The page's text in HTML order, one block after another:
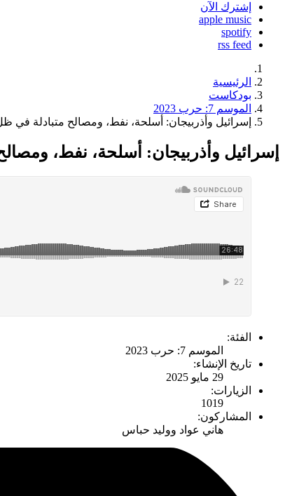
إشترك الآن
apple music
spotify
rss feed
الرئيسية
بودكاست
الموسم 7: حرب 2023
إسرائيل وأذربيجان: أسلحة، نفط، ومصالح متبادلة في
إسرائيل وأذربيجان: أسلحة، نفط،
الفئة:
الموسم 7: حرب 2023
تاريخ الإنشاء:
29 مايو 2025
الزيارات:
1019
المشاركون:
هاني عواد ووليد حباس